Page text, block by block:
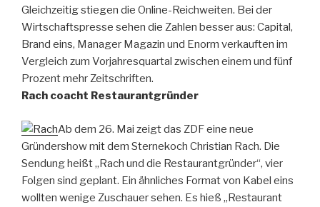
Gleichzeitig stiegen die Online-Reichweiten. Bei der
Wirtschaftspresse sehen die Zahlen besser aus: Capital,
Brand eins, Manager Magazin und Enorm verkauften im
Vergleich zum Vorjahresquartal zwischen einem und fünf
Prozent mehr Zeitschriften.
Rach coacht Restaurantgründer
Ab dem 26. Mai zeigt das ZDF eine neue
Gründershow mit dem Sternekoch Christian Rach. Die
Sendung heißt „Rach und die Restaurantgründer“, vier
Folgen sind geplant. Ein ähnliches Format von Kabel eins
wollten wenige Zuschauer sehen. Es hieß „Restaurant